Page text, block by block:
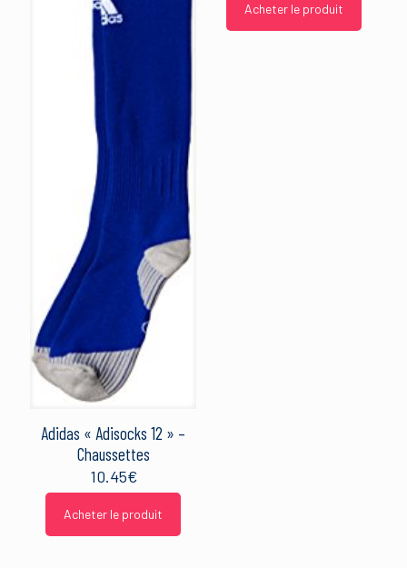
Adidas « Adisocks 12 » –
Chaussettes
10.45€
Acheter le produit
Acheter le produit